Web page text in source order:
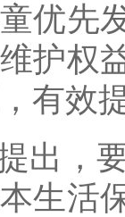
优先
护权
有效
提出，
生活